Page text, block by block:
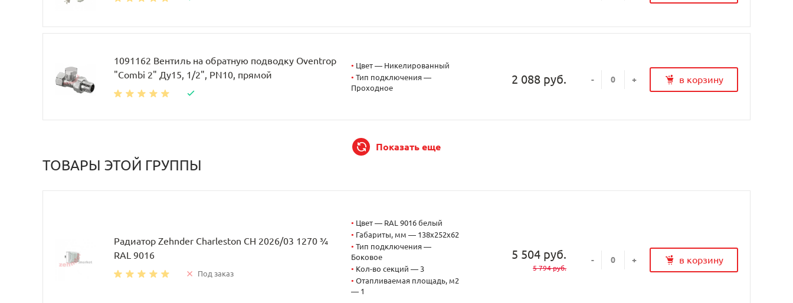
1091162 Вентиль на обратную подводку Oventrop
"Combi 2" Ду15, 1/2", PN10, прямой
• Цвет — Никелированный
• Тип подключения —
Проходное
2 088 руб. - + в корзину
Показать еще
ТОВАРЫ ЭТОЙ ГРУППЫ
Радиатор Zehnder Charleston CH 2026/03 1270 ¾
RAL 9016
Под заказ
• Цвет — RAL 9016 белый
• Габариты, мм — 138x252x62
• Тип подключения —
Боковое
• Кол-во секций — 3
• Отапливаемая площадь, м2
— 1
5 504 руб.
5 794 руб.
- + в корзину